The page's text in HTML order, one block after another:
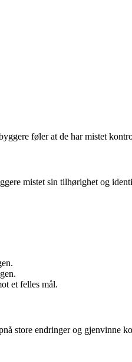
føler at de har mistet
mistet sin tilhørighet og
et felles mål.
store endringer og gjenvinne